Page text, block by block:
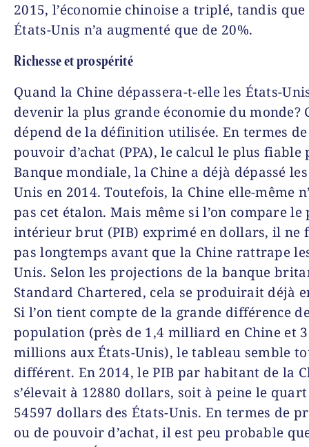
2015, l’économie chinoise a triplé, tandis que
États-Unis n’a augmenté que de 20%.
Richesse et prospérité
Quand la Chine dépassera-t-elle les États-
devenir la plus grande économie du monde?
dépend de la définition utilisée. En termes
pouvoir d’achat (PPA), le calcul le plus fiable
Banque mondiale, la Chine a déjà dépassé
Unis en 2014. Toutefois, la Chine elle-même
pas cet étalon. Mais même si l’on compare
intérieur brut (PIB) exprimé en dollars, il ne
pas longtemps avant que la Chine rattrape
Unis. Selon les projections de la banque
Standard Chartered, cela se produirait déjà
Si l’on tient compte de la grande différence
population (près de 1,4 milliard en Chine et
millions aux États-Unis), le tableau semble
différent. En 2014, le PIB par habitant de la
s’élevait à 12880 dollars, soit à peine le
54597 dollars des États-Unis. En termes de
ou de pouvoir d’achat, il est peu probable